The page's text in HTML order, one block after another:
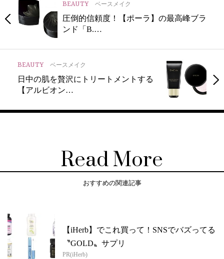
BEAUTY ベースメイク
圧倒的信頼度！【ポーラ】の最高峰ブラ
ンド「B.…
BEAUTY ベースメイク
日中の肌を贅沢にトリートメントする
【アルビオン…
Read More
おすすめの関連記事
【iHerb】でこれ買って！SNSでバズってる
〝GOLD〟サプリ
PR(iHerb)